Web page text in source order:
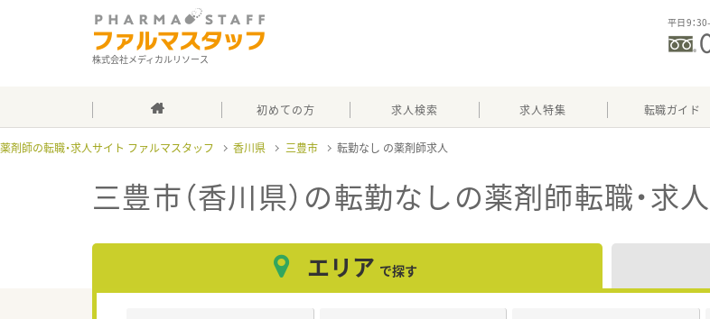
株式会社メディカルリソース
平日9：
初めての方 求人検索 求人特集 転職ガイド
薬剤師の転職・求人サイト ファルマスタッフ 香川県 三豊市 転勤なし
三豊市（香川県）の転勤なしの薬剤師転職・求
エリア で探す